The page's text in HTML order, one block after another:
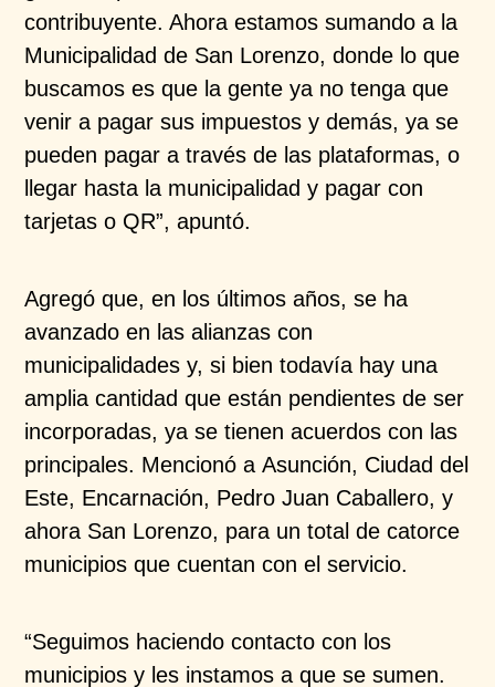
contribuyente. Ahora estamos sumando a la
Municipalidad de San Lorenzo, donde lo que
buscamos es que la gente ya no tenga que
venir a pagar sus impuestos y demás, ya se
pueden pagar a través de las plataformas, o
llegar hasta la municipalidad y pagar con
tarjetas o QR”, apuntó.
Agregó que, en los últimos años, se ha
avanzado en las alianzas con
municipalidades y, si bien todavía hay una
amplia cantidad que están pendientes de ser
incorporadas, ya se tienen acuerdos con las
principales. Mencionó a Asunción, Ciudad del
Este, Encarnación, Pedro Juan Caballero, y
ahora San Lorenzo, para un total de catorce
municipios que cuentan con el servicio.
“Seguimos haciendo contacto con los
municipios y les instamos a que se sumen.